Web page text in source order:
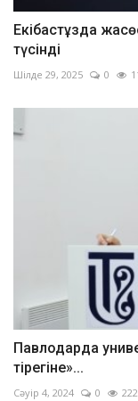
Екібастұзда
түсінді
Шілде 29, 2025 0
Павлодарда
тірегіне»...
Сәуір 4, 2024 0 222